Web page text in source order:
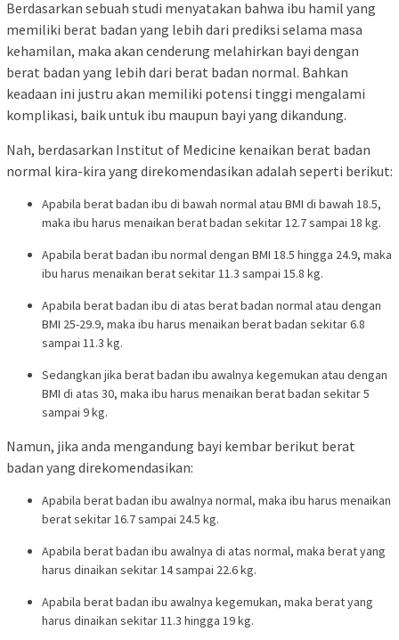
Berdasarkan sebuah studi menyatakan bahwa ibu hamil yang
memiliki berat badan yang lebih dari prediksi selama masa
kehamilan, maka akan cenderung melahirkan bayi dengan
berat badan yang lebih dari berat badan normal. Bahkan
keadaan ini justru akan memiliki potensi tinggi mengalami
komplikasi, baik untuk ibu maupun bayi yang dikandung.
Nah, berdasarkan Institut of Medicine kenaikan berat badan
normal kira-kira yang direkomendasikan adalah seperti berikut:
Apabila berat badan ibu di bawah normal atau BMI di bawah 18.5,
maka ibu harus menaikan berat badan sekitar 12.7 sampai 18 kg.
Apabila berat badan ibu normal dengan BMI 18.5 hingga 24.9, maka
ibu harus menaikan berat sekitar 11.3 sampai 15.8 kg.
Apabila berat badan ibu di atas berat badan normal atau dengan
BMI 25-29.9, maka ibu harus menaikan berat badan sekitar 6.8
sampai 11.3 kg.
Sedangkan jika berat badan ibu awalnya kegemukan atau dengan
BMI di atas 30, maka ibu harus menaikan berat badan sekitar 5
sampai 9 kg.
Namun, jika anda mengandung bayi kembar berikut berat
badan yang direkomendasikan:
Apabila berat badan ibu awalnya normal, maka ibu harus menaikan
berat sekitar 16.7 sampai 24.5 kg.
Apabila berat badan ibu awalnya di atas normal, maka berat yang
harus dinaikan sekitar 14 sampai 22.6 kg.
Apabila berat badan ibu awalnya kegemukan, maka berat yang
harus dinaikan sekitar 11.3 hingga 19 kg.